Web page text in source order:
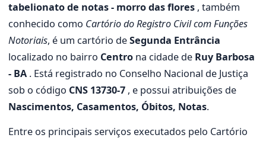
tabelionato de notas - morro das flores , também
conhecido como Cartório do Registro Civil com Funções
Notoriais, é um cartório deSegunda Entrância
localizado no bairro Centro na cidade de Ruy Barbosa
- BA . Está registrado no Conselho Nacional de Justiça
sob o código CNS 13730-7 , e possui atribuições de
Nascimentos, Casamentos, Óbitos, Notas.
Entre os principais serviços executados pelo Cartório